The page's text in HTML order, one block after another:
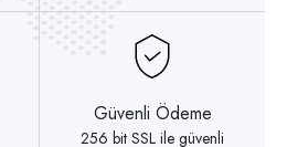
Güvenli Ödeme
256 bit SSL ile güvenli